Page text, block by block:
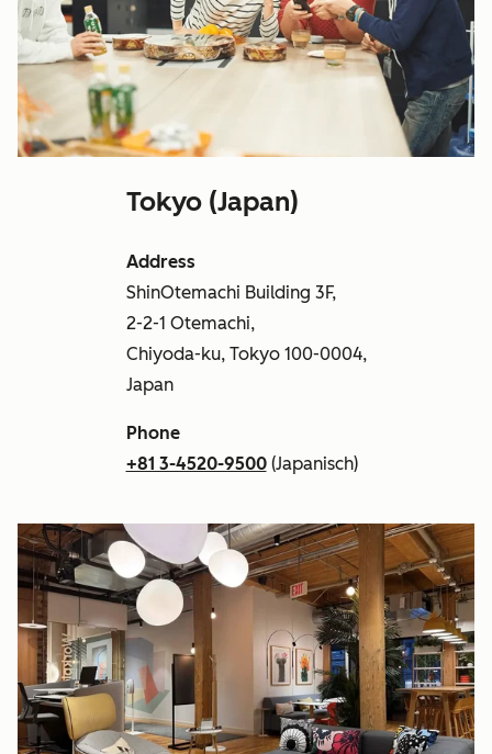
Tokyo (Japan)
Address
ShinOtemachi Building 3F,
2-2-1 Otemachi,
Chiyoda-ku, Tokyo 100-0004,
Japan
Phone
+81 3-4520-9500(Japanisch)